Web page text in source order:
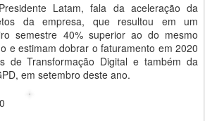
Latam, fala da aceleração da
da empresa, que resultou em um
semestre 40% superior ao do mesmo
e estimam dobrar o faturamento em 2020
de Transformação Digital e também da
em setembro deste ano.